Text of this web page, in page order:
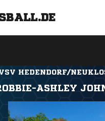
HEDENDORF/
ASHLEY